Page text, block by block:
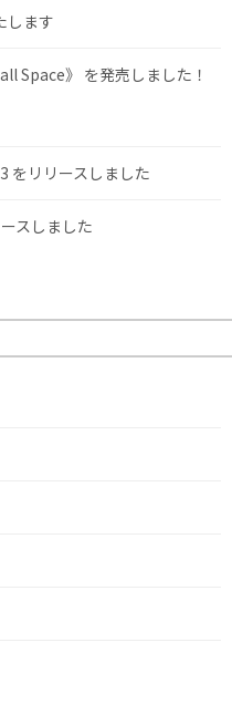
します
Space》 を発売しました！
をリリースしました
スしました